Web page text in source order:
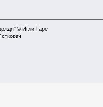
© Игли Таре